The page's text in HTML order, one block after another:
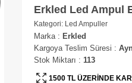
Erkled Led Ampul
Kategori: Led Ampuller
Marka : Erkled
Kargoya Teslim Süresi :
Stok Miktarı : 113
1500 TL ÜZERİNDE